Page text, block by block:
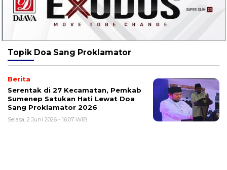
Topik Doa Sang Proklamator
Berita
Serentak di 27 Kecamatan, Pemkab
Sumenep Satukan Hati Lewat Doa
Sang Proklamator 2026
Selasa, 2 Juni 2026 - 16:07 WIB